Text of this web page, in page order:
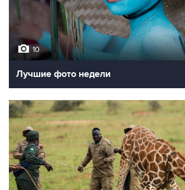
10
Лучшие фото недели